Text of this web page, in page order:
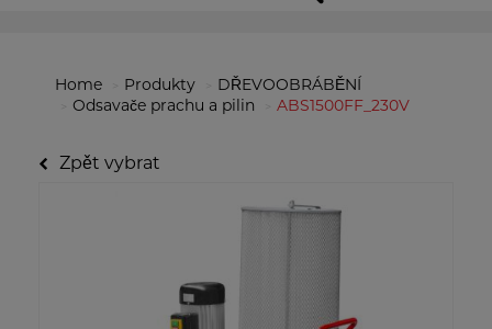
Home Produkty
DŘEVOOBRÁBĚNÍ
Odsavače prachu a pilin
ABS1500FF_230V
Zpět vybrat